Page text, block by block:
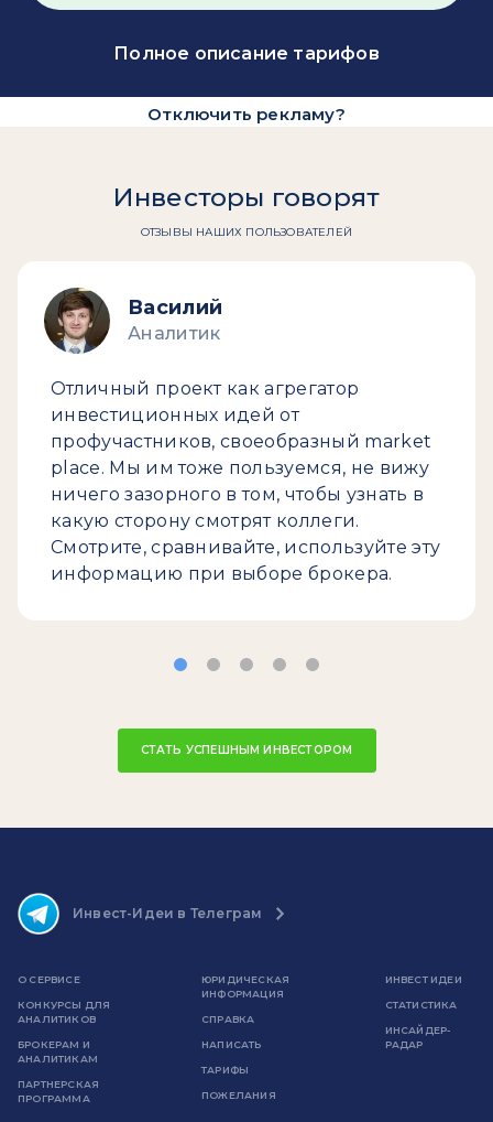
Полное описание тарифов
Отключить рекламу?
Инвесторы говорят
ОТЗЫВЫ НАШИХ ПОЛЬЗОВАТЕЛЕЙ
Василий
Аналитик
Отличный проект как агрегатор
инвестиционных идей от
профучастников, своеобразный market
place. Мы им тоже пользуемся, не вижу
ничего зазорного в том, чтобы узнать в
какую сторону смотрят коллеги.
Смотрите, сравнивайте, используйте эту
информацию при выборе брокера.
СТАТЬ УСПЕШНЫМ ИНВЕСТОРОМ
Инвест-Идеи в Телеграм
О СЕРВИСЕ
КОНКУРСЫ ДЛЯ
АНАЛИТИКОВ
БРОКЕРАМ И
АНАЛИТИКАМ
ПАРТНЕРСКАЯ
ПРОГРАММА
ЮРИДИЧЕСКАЯ
ИНФОРМАЦИЯ
СПРАВКА
НАПИСАТЬ
ТАРИФЫ
ПОЖЕЛАНИЯ
ИНВЕСТ ИДЕИ
СТАТИСТИКА
ИНСАЙДЕР-
РАДАР